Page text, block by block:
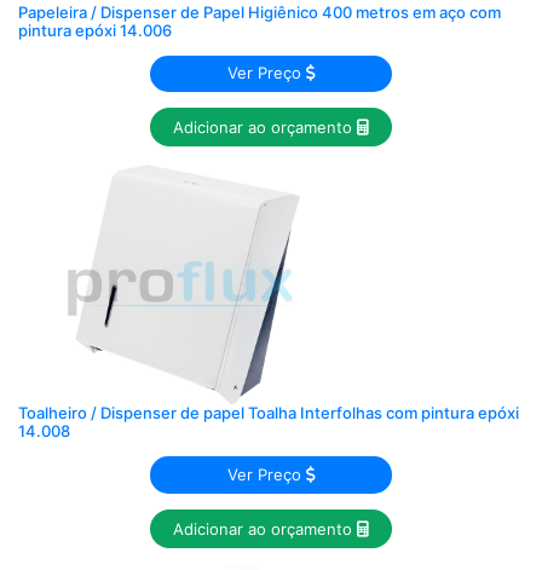
Papeleira / Dispenser de Papel Higiênico 400 metros em aço com
pintura epóxi 14.006
Ver Preço
Adicionar ao orçamento
Toalheiro / Dispenser de papel Toalha Interfolhas com pintura epóxi
14.008
Ver Preço
Adicionar ao orçamento